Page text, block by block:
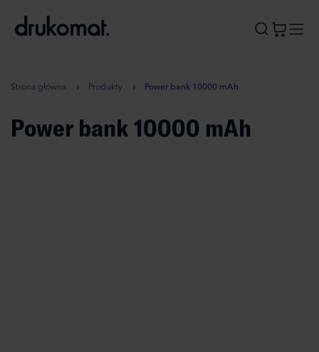
A
Strona główna Produkty Power bank 10000 mAh
Power bank 10000 mAh